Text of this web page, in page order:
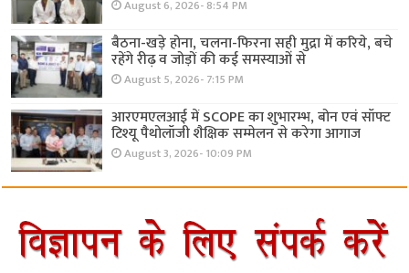
August 6, 2026- 8:54 PM
बैठना-खड़े होना, चलना-फिरना सही मुद्रा में करिये, बचे
रहेंगे रीढ़ व जोड़ों की कई समस्याओं से
August 5, 2026- 7:15 PM
आरएमएलआई में SCOPE का शुभारम्भ, बोन एवं सॉफ्ट
टिश्यू पैथोलॉजी शैक्षिक सम्मेलन से करेगा आगाज
August 3, 2026- 10:09 PM